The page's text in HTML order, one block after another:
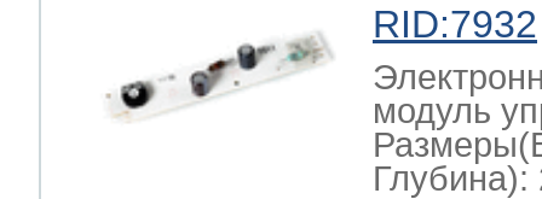
RID:7932
модуль
Глубина):